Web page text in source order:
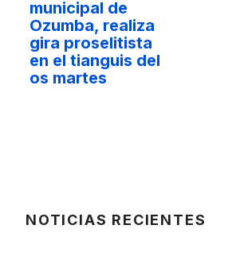
municipal de
Ozumba, realiza
gira proselitista
en el tianguis del
os martes
NOTICIAS RECIENTES